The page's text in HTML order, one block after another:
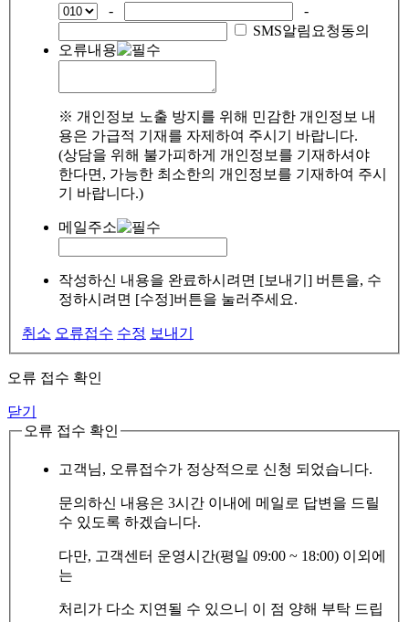
-
-
SMS알림요청동의
오류내용
※ 개인정보 노출 방지를 위해 민감한 개인정보 내
용은 가급적 기재를 자제하여 주시기 바랍니다.
(상담을 위해 불가피하게 개인정보를 기재하셔야
한다면, 가능한 최소한의 개인정보를 기재하여 주시
기 바랍니다.)
메일주소
작성하신 내용을 완료하시려면 [보내기] 버튼을, 수
정하시려면 [수정]버튼을 눌러주세요.
취소 오류접수 수정 보내기
오류 접수 확인
닫기
오류 접수 확인
고객님, 오류접수가 정상적으로 신청 되었습니다.
문의하신 내용은 3시간 이내에 메일로 답변을 드릴
수 있도록 하겠습니다.
다만, 고객센터 운영시간(평일 09:00 ~ 18:00) 이외에
는
처리가 다소 지연될 수 있으니 이 점 양해 부탁 드립